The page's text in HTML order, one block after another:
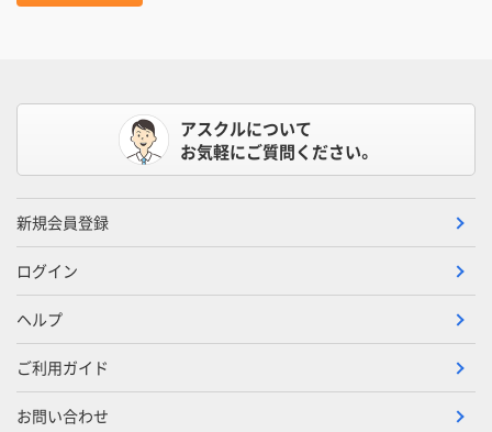
アスクルについて
お気軽にご質問ください。
新規会員登録
ログイン
ヘルプ
ご利用ガイド
お問い合わせ